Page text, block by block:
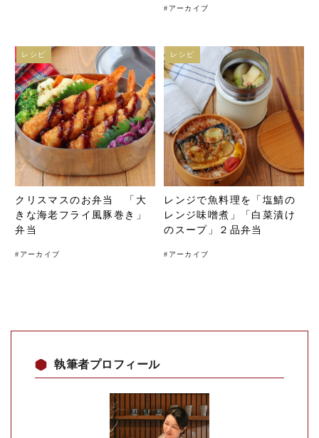
# アーカイブ
クリスマスのお弁当 「大
きな海老フライ風豚巻き」
弁当
# アーカイブ
レシピ
レンジで魚料理を「塩鯖の
レンジ味噌煮」「白菜漬け
のスープ」２品弁当
# アーカイブ
レシピ
執筆者プロフィール